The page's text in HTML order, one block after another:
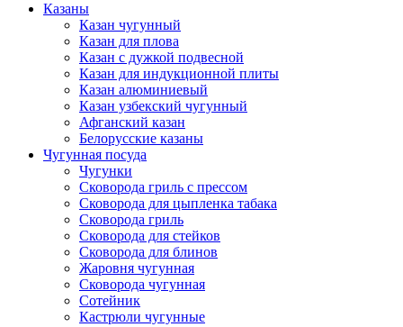
Казаны
Казан чугунный
Казан для плова
Казан с дужкой подвесной
Казан для индукционной плиты
Казан алюминиевый
Казан узбекский чугунный
Афганский казан
Белорусские казаны
Чугунная посуда
Чугунки
Сковорода гриль с прессом
Сковорода для цыпленка табака
Сковорода гриль
Сковорода для стейков
Сковорода для блинов
Жаровня чугунная
Сковорода чугунная
Сотейник
Кастрюли чугунные